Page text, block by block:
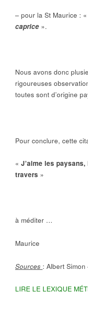
– pour la St Maurice : «
caprice ».
Nous avons donc
rigoureuses
toutes sont d’origine
Pour conclure, cette
« J’aime les
travers »
à méditer …
Maurice
Sources : Albert Simon
LIRE LE LEXIQUE